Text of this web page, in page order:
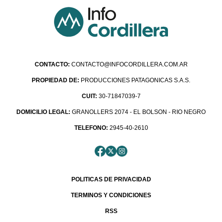
CONTACTO: CONTACTO@INFOCORDILLERA.COM.AR
PROPIEDAD DE: PRODUCCIONES PATAGONICAS S.A.S.
CUIT: 30-71847039-7
DOMICILIO LEGAL: GRANOLLERS 2074 - EL BOLSON - RIO NEGRO
TELEFONO: 2945-40-2610
POLITICAS DE PRIVACIDAD
TERMINOS Y CONDICIONES
RSS